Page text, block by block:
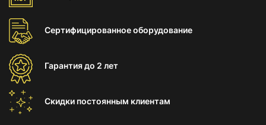
Сертифицированноеоборудование
Гарантиядо 2 лет
Скидки постоянным клиентам